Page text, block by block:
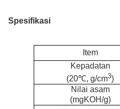
Spesifikasi
Item
Kepadatan
(20℃, g/cm3)
Nilai asam
(mgKOH/g)